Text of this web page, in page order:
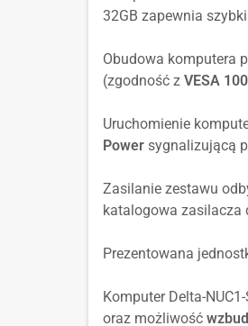
32GB zapewnia
Obudowa komputera
(zgodność z VESA
Uruchomienie
Power sygnalizującą
Zasilanie zestawu
katalogowa zasilacza
Prezentowana
Komputer Delta-
oraz możliwość